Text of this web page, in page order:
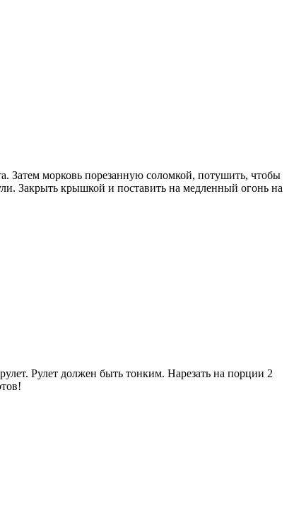
Затем морковь порезанную соломкой, потушить, чтобы
Закрыть крышкой и поставить на медленный огонь на
Рулет должен быть тонким. Нарезать на порции 2